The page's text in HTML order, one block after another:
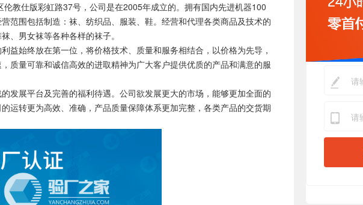
仕版彩虹路37号，公司是在2005年成立的。拥有国内先进机器100
范围包括制造：袜、纺织品、服装、鞋。经营和代理各类商品及技术的
、男女袜等各种各样的袜子。
始终放在第一位，将价格技术、质量和服务相结合，以价格为先导，
质量可靠和诚信高效的进取精神为广大客户提供优质的产品和满意的服
展平台及完善的福利待遇。公司欲发展更大的市场，能够更加全面的
运转更为高效、准确，产品质量保障体系更加完整，各类产品的交货期